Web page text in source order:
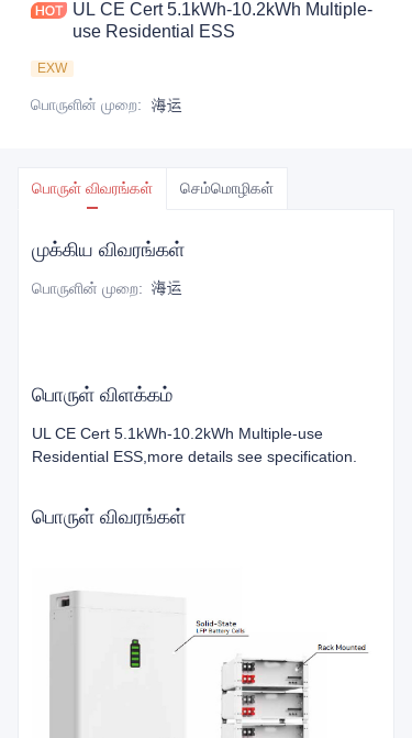
UL CE Cert 5.1kWh-10.2kWh Multiple-
use Residential ESS
EXW
பொருளின் முறை: 海运
பொருள் விவரங்கள் செம்மொழிகள்
முக்கிய விவரங்கள்
பொருளின் முறை: 海运
பொருள் விளக்கம்
UL CE Cert 5.1kWh-10.2kWh Multiple-use
Residential ESS,more details see specification.
பொருள் விவரங்கள்